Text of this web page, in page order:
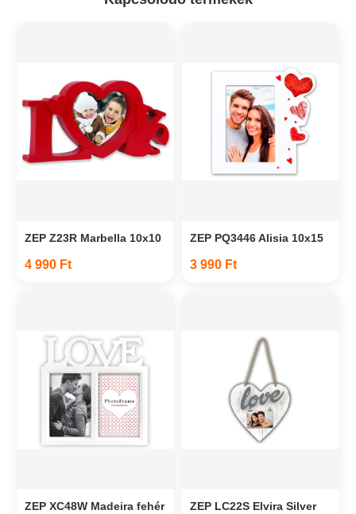
ZEP Z23R Marbella 10x10
4 990 Ft
ZEP PQ3446 Alisia 10x15
3 990 Ft
ZEP XC48W Madeira fehér
ZEP LC22S Elvira Silver